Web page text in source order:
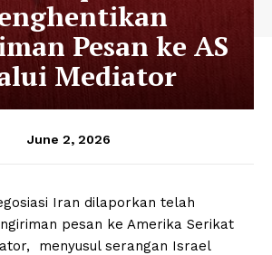
Pesan ke AS
Mediator
June 2, 2026
Iran dilaporkan telah
pesan ke Amerika Serikat
menyusul serangan Israel